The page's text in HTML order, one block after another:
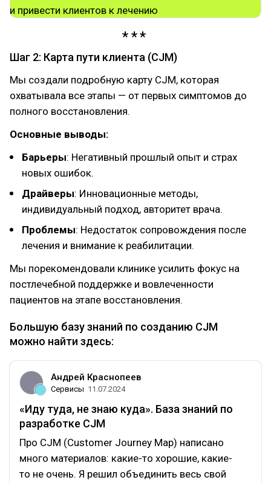
Шаг 2: Карта пути клиента (CJM)
Мы создали подробную карту CJM, которая
охватывала все этапы — от первых симптомов до
полного восстановления.
Основные выводы:
Барьеры: Негативный прошлый опыт и страх
новых ошибок.
Драйверы: Инновационные методы,
индивидуальный подход, авторитет врача.
Проблемы: Недостаток сопровождения после
лечения и внимание к реабилитации.
Мы порекомендовали клинике усилить фокус на
постлечебной поддержке и вовлеченности
пациентов на этапе восстановления.
Большую базу знаний по созданию CJM
можно найти здесь:
Андрей Краснопеев
Сервисы 11.07.2024
«Иду туда, не знаю куда». База знаний по
разработке CJM
Про CJM (Customer Journey Map) написано
много материалов: какие-то хорошие, какие-
то не очень. Я решил объединить весь свой